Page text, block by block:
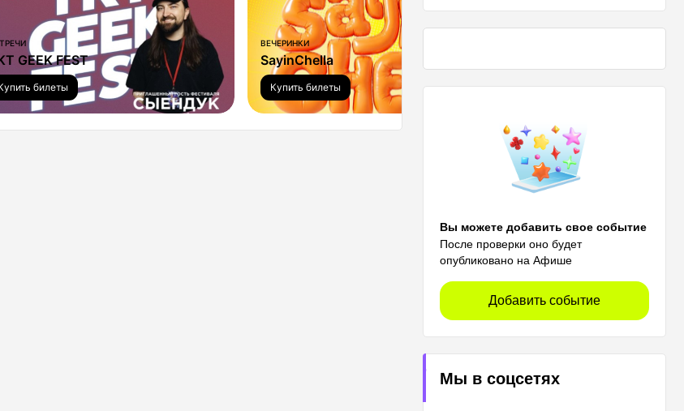
GEEK FEST
билеты
ВЕЧЕРИНКИ
SayinChella
Купить билеты Купить билеты
Вы можете добавить свое событие
После проверки оно будет
опубликовано на Афише
Добавить событие
Мы в соцсетях